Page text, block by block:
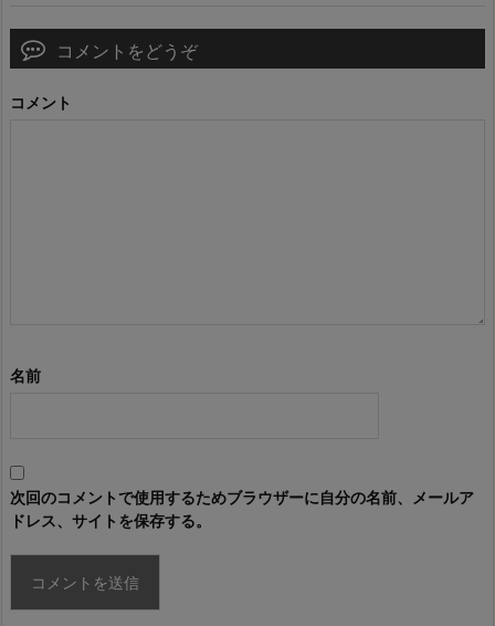
コメントをどうぞ
コメント
名前
次回のコメントで使用するためブラウザーに自分の名前、メールア
ドレス、サイトを保存する。